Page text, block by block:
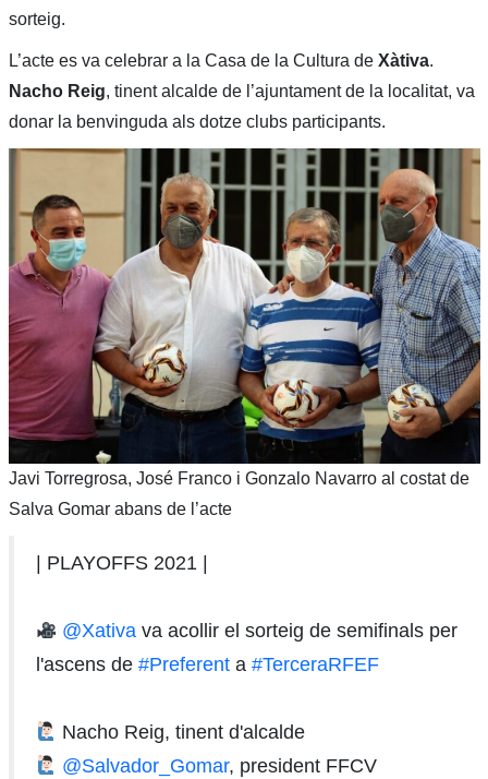
sorteig.
L’acte es va celebrar a la Casa de la Cultura de Xàtiva.
Nacho Reig, tinent alcalde de l’ajuntament de la localitat, va
donar la benvinguda als dotze clubs participants.
Javi Torregrosa, José Franco i Gonzalo Navarro al costat de
Salva Gomar abans de l’acte
| PLAYOFFS 2021 |
@Xativa va acollir el sorteig de semifinals per
l'ascens de #Preferenta #TerceraRFEF
Nacho Reig, tinent d'alcalde
@Salvador_Gomar, president FFCV